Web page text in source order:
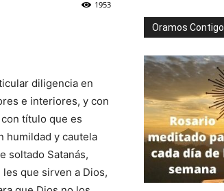
1953
diligencia en
e interiores, y con
título que es
humildad y cautela
soltado Satanás,
que sirven a Dios,
Oramos Contigo